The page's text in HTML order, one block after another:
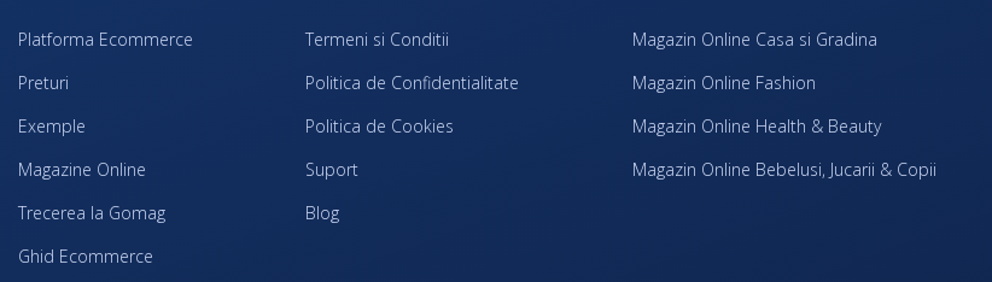
Platforma Ecommerce
Preturi
Exemple
Magazine Online
Trecerea la Gomag
Ghid Ecommerce
Termeni si Conditii
Politica de Confidentialitate
Politica de Cookies
Suport
Blog
Magazin Online Casa si Gradina
Magazin Online Fashion
Magazin Online Health & Beauty
Magazin Online Bebelusi, Jucarii & Copii